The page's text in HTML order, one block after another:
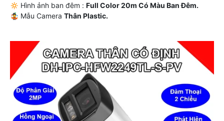
🔅 Hình ảnh ban đêm : Full Color 20m Có Màu Ban Ðêm.
🤹 Mẫu Camera Thân Plastic.